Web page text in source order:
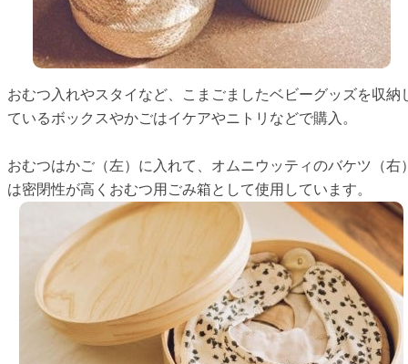
おむつ入れやスタイなど、こまごましたベビーグッズを収納
ているボックスやかごはイケアやニトリなどで購入。
おむつはかご（左）に入れて、オムニウッティのバケツ（右
は密閉性が高くおむつ用ごみ箱として使用しています。